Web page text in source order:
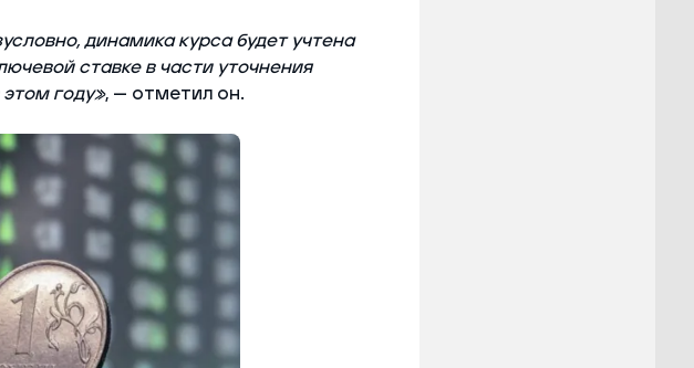
динамика курса будет учтена
ставке в части уточнения
году», — отметил он.